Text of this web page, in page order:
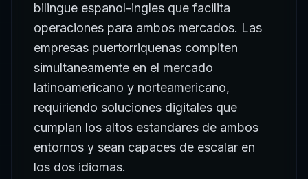
bilingue espanol-ingles que facilita
operaciones para ambos mercados. Las
empresas puertorriquenas compiten
simultaneamente en el mercado
latinoamericano y norteamericano,
requiriendo soluciones digitales que
cumplan los altos estandares de ambos
entornos y sean capaces de escalar en
los dos idiomas.